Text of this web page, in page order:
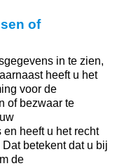
of
in te zien,
heeft u het
voor de
of bezwaar te
heeft u het recht
betekent dat u bij
de